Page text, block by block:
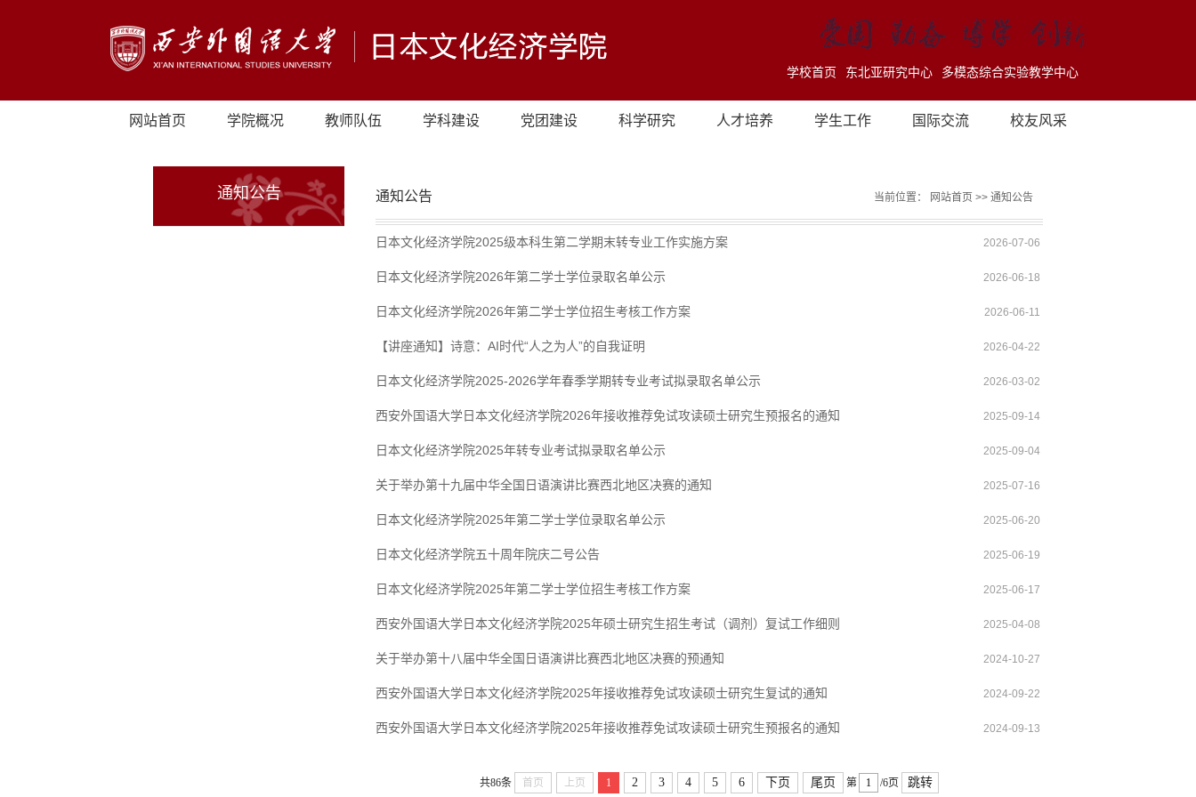
学校首页 东北亚研究中心 多模态综合实验教学中心
网站首页 学院概况 教师队伍 学科建设 党团建设 科学研究 人才培养 学生工作 国际交流 校友风采
通知公告 通知公告 当前位置： 网站首页 >> 通知公告
日本文化经济学院2025级本科生第二学期末转专业工作实施方案 2026-07-06
日本文化经济学院2026年第二学士学位录取名单公示 2026-06-18
日本文化经济学院2026年第二学士学位招生考核工作方案 2026-06-11
【讲座通知】诗意：AI时代“人之为人”的自我证明 2026-04-22
日本文化经济学院2025-2026学年春季学期转专业考试拟录取名单公示 2026-03-02
西安外国语大学日本文化经济学院2026年接收推荐免试攻读硕士研究生预报名的通知 2025-09-14
日本文化经济学院2025年转专业考试拟录取名单公示 2025-09-04
关于举办第十九届中华全国日语演讲比赛西北地区决赛的通知 2025-07-16
日本文化经济学院2025年第二学士学位录取名单公示 2025-06-20
日本文化经济学院五十周年院庆二号公告 2025-06-19
日本文化经济学院2025年第二学士学位招生考核工作方案 2025-06-17
西安外国语大学日本文化经济学院2025年硕士研究生招生考试（调剂）复试工作细则 2025-04-08
关于举办第十八届中华全国日语演讲比赛西北地区决赛的预通知 2024-10-27
西安外国语大学日本文化经济学院2025年接收推荐免试攻读硕士研究生复试的通知 2024-09-22
西安外国语大学日本文化经济学院2025年接收推荐免试攻读硕士研究生预报名的通知 2024-09-13
共86条 首页 上页 1 2 3 4 5 6 下页 尾页 第 /6页 跳转